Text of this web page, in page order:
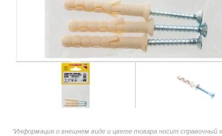
*Информация о внешнем виде и цвете товара носит справочный